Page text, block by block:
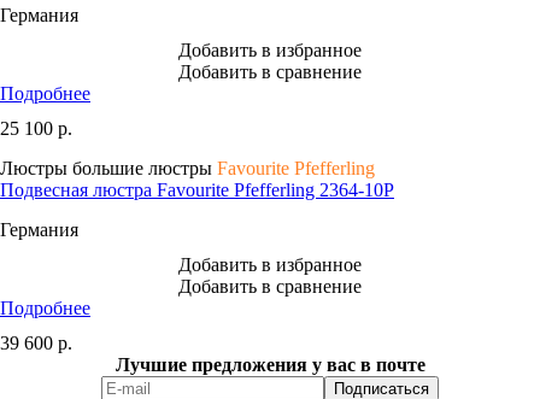
Германия
Добавить в избранное
Добавить в сравнение
Подробнее
25 100 р.
Люстры большие люстры Favourite Pfefferling
Подвесная люстра Favourite Pfefferling 2364-10P
Германия
Добавить в избранное
Добавить в сравнение
Подробнее
39 600 р.
Лучшие предложения у вас в почте